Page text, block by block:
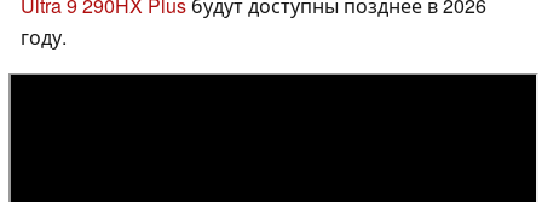
Ultra 9 290HX Plus будут доступны позднее в 2026
году.